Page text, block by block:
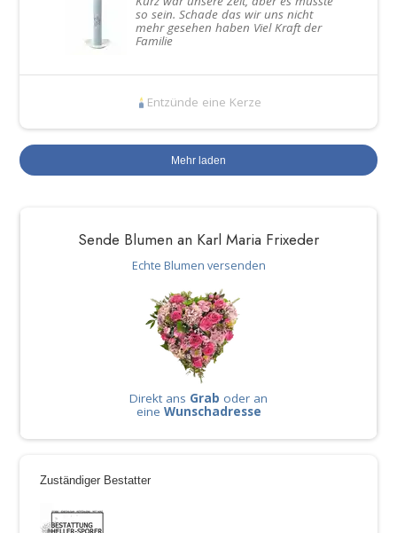
Sende Blumen an Karl Maria Frixeder
Echte Blumen versenden
Direkt ans Grab oder an
eine Wunschadresse
Zuständiger Bestatter
so sein. Schade das wir uns nicht
mehr gesehen haben Viel Kraft der
Familie
Entzünde eine Kerze
Mehr laden